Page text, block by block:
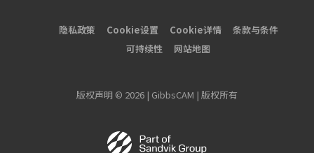
隐私政策 Cookie设置 Cookie详情
条款与条件
可持续性
网站地图
版权声明 © 2026 | GibbsCAM | 版权所有